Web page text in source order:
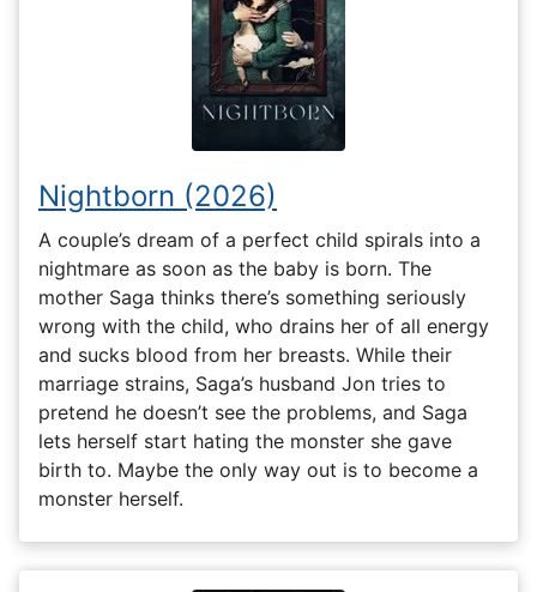
Nightborn (2026)
A couple’s dream of a perfect child spirals into a
nightmare as soon as the baby is born. The
mother Saga thinks there’s something seriously
wrong with the child, who drains her of all energy
and sucks blood from her breasts. While their
marriage strains, Saga’s husband Jon tries to
pretend he doesn’t see the problems, and Saga
lets herself start hating the monster she gave
birth to. Maybe the only way out is to become a
monster herself.